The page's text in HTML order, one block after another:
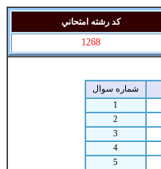
کد رشته امتحاني
1268
شماره سوال
1
2
3
4
5